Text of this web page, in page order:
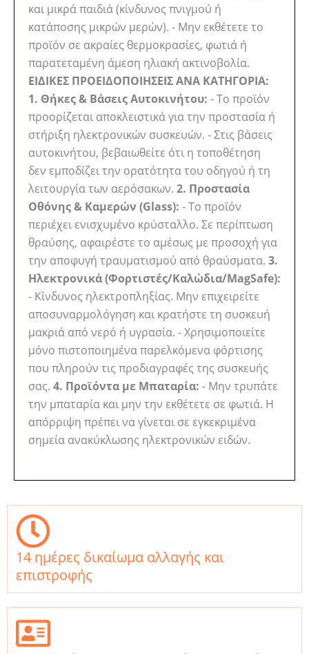
και μικρά παιδιά (κίνδυνος πνιγμού ή
κατάποσης μικρών μερών). - Μην εκθέτετε το
προϊόν σε ακραίες θερμοκρασίες, φωτιά ή
παρατεταμένη άμεση ηλιακή ακτινοβολία.
ΕΙΔΙΚΕΣ ΠΡΟΕΙΔΟΠΟΙΗΣΕΙΣ ΑΝΑ ΚΑΤΗΓΟΡΙΑ:
1. Θήκες & Βάσεις Αυτοκινήτου: - Το προϊόν
προορίζεται αποκλειστικά για την προστασία ή
στήριξη ηλεκτρονικών συσκευών. - Στις βάσεις
αυτοκινήτου, βεβαιωθείτε ότι η τοποθέτηση
δεν εμποδίζει την ορατότητα του οδηγού ή τη
λειτουργία των αερόσακων. 2. Προστασία
Οθόνης & Καμερών (Glass): - Το προϊόν
περιέχει ενισχυμένο κρύσταλλο. Σε περίπτωση
θραύσης, αφαιρέστε το αμέσως με προσοχή για
την αποφυγή τραυματισμού από θραύσματα. 3.
Ηλεκτρονικά (Φορτιστές/Καλώδια/MagSafe):
- Κίνδυνος ηλεκτροπληξίας. Μην επιχειρείτε
αποσυναρμολόγηση και κρατήστε τη συσκευή
μακριά από νερό ή υγρασία. - Χρησιμοποιείτε
μόνο πιστοποιημένα παρελκόμενα φόρτισης
που πληρούν τις προδιαγραφές της συσκευής
σας. 4. Προϊόντα με Μπαταρία: - Μην τρυπάτε
την μπαταρία και μην την εκθέτετε σε φωτιά. Η
απόρριψη πρέπει να γίνεται σε εγκεκριμένα
σημεία ανακύκλωσης ηλεκτρονικών ειδών.
14 ημέρες δικαίωμα αλλαγής και
επιστροφής